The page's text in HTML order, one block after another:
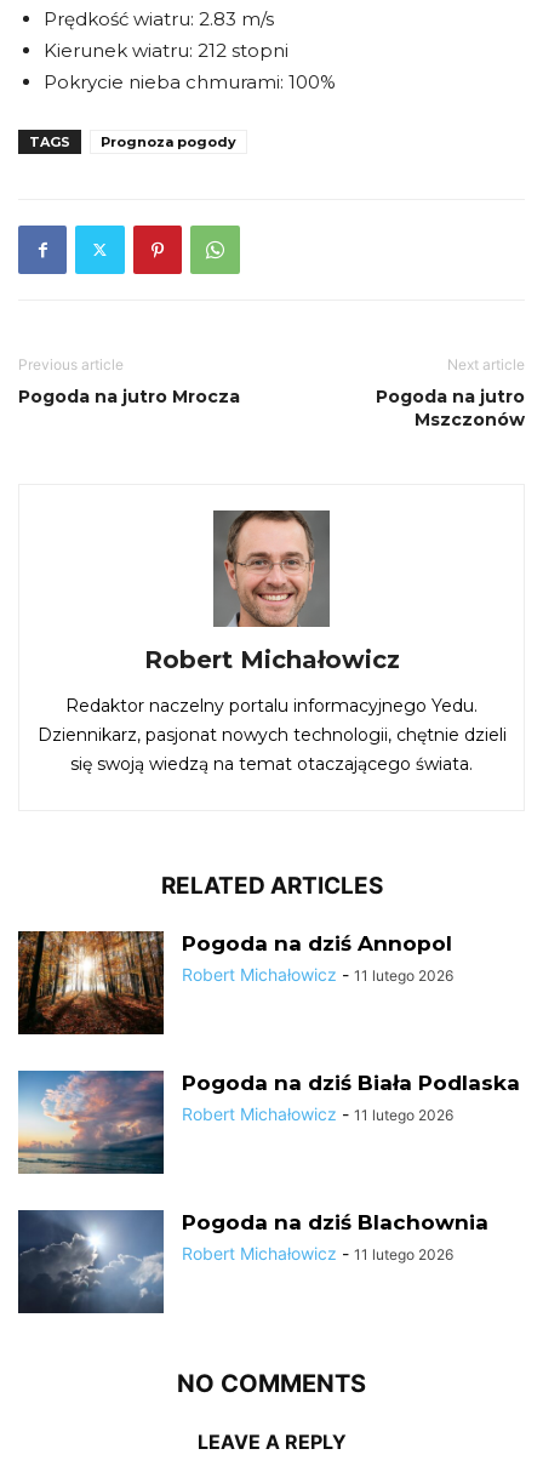
Prędkość wiatru: 2.83 m/s
Kierunek wiatru: 212 stopni
Pokrycie nieba chmurami: 100%
TAGS Prognoza pogody
Previous article
Pogoda na jutro Mrocza
Next article
Pogoda na jutro
Mszczonów
Robert Michałowicz
Redaktor naczelny portalu informacyjnego Yedu.
Dziennikarz, pasjonat nowych technologii, chętnie dzieli
się swoją wiedzą na temat otaczającego świata.
RELATED ARTICLES
Pogoda na dziś Annopol
Robert Michałowicz - 11 lutego 2026
Pogoda na dziś Biała Podlaska
Robert Michałowicz - 11 lutego 2026
Pogoda na dziś Blachownia
Robert Michałowicz - 11 lutego 2026
NO COMMENTS
LEAVE A REPLY